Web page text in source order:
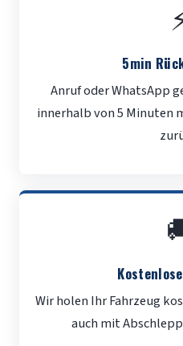
5min
Anruf oder WhatsApp
innerhalb von 5 Minuten
Wir holen Ihr Fahrzeug
auch mit